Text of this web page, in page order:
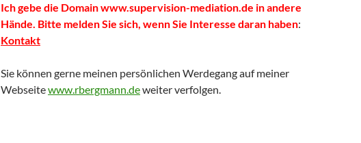
Ich gebe die Domain www.supervision-mediation.de in andere
Hände. Bitte melden Sie sich, wenn Sie Interesse daran haben:
Kontakt
Sie können gerne meinen persönlichen Werdegang auf meiner
Webseitewww.rbergmann.deweiter verfolgen.